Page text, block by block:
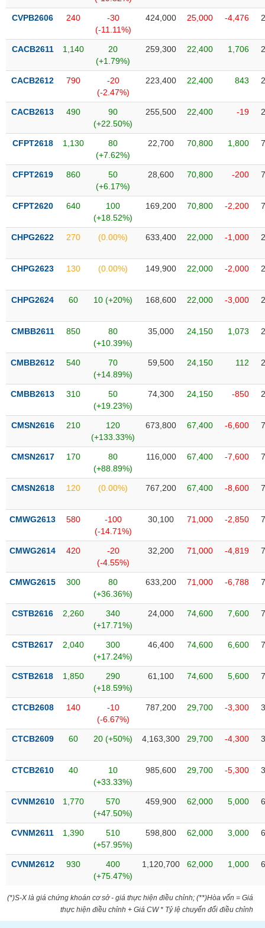
quan
dịch
chính
tích
thuật
sơ
doanh
Tin
Tâm
thị
trường
CVPB2606 240
-30
(-11.11%)
424,000 25,000 -4,476
CACB2611 1,140
20
(+1.79%)
259,300 22,400 1,706
CACB2612 790
-20
(-2.47%)
223,400 22,400 843
CACB2613 490
90
(+22.50%)
255,500 22,400 -19
CFPT2618 1,130
80
(+7.62%)
22,700 70,800 1,800
CFPT2619 860
50
(+6.17%)
28,600 70,800 -200
CFPT2620 640
100
(+18.52%)
169,200 70,800 -2,200
CHPG2622 270 (0.00%) 633,400 22,000 -1,000
CHPG2623 130 (0.00%) 149,900 22,000 -2,000
CHPG2624 60 10 (+20%) 168,600 22,000 -3,000
CMBB2611 850
80
(+10.39%)
35,000 24,150 1,073
CMBB2612 540
70
(+14.89%)
59,500 24,150 112
CMBB2613 310
50
(+19.23%)
74,300 24,150 -850
CMSN2616 210
120
(+133.33%)
673,800 67,400 -6,600
CMSN2617 170
80
(+88.89%)
116,000 67,400 -7,600
CMSN2618 120 (0.00%) 767,200 67,400 -8,600
CMWG2613 580
-100
(-14.71%)
30,100 71,000 -2,850
CMWG2614 420
-20
(-4.55%)
32,200 71,000 -4,819
CMWG2615 300
80
(+36.36%)
633,200 71,000 -6,788
CSTB2616 2,260
340
(+17.71%)
24,000 74,600 7,600
CSTB2617 2,040
300
(+17.24%)
46,400 74,600 6,600
CSTB2618 1,850
290
(+18.59%)
61,100 74,600 5,600
CTCB2608 140
-10
(-6.67%)
787,200 29,700 -3,300
CTCB2609 60 20 (+50%) 4,163,300 29,700 -4,300
CTCB2610 40
10
(+33.33%)
985,600 29,700 -5,300
CVNM2610 1,770
570
(+47.50%)
459,900 62,000 5,000
CVNM2611 1,390
510
(+57.95%)
598,800 62,000 3,000
CVNM2612 930
400
(+75.47%)
1,120,700 62,000 1,000
(*)S-X là giá chứng khoán cơ sở - giá thực hiện điều chỉnh; (**)Hòa vốn = Giá
thực hiện điều chỉnh + Giá CW * Tỷ lệ chuyển đổi điều chỉnh
SECTOR
NĂNG
VẬT
CÔNG
DÙNG
THIẾT
YẾU
TIÊU
THIẾT
YẾU
CHĂM
SỨC
TÀI
TIN
VỤ
THÔNG
ÍCH